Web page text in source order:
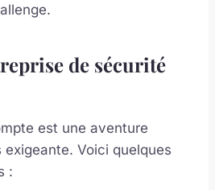
de sécurité
est une aventure
exigeante. Voici quelques
: